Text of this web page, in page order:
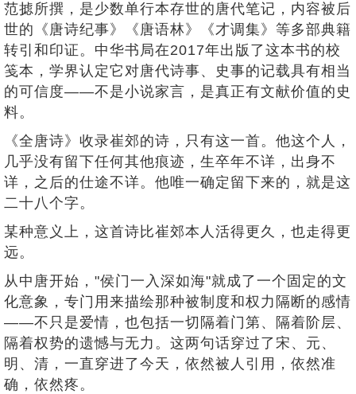
范摅所撰，是少数单行本存世的唐代笔记，内容被后
世的《唐诗纪事》《唐语林》《才调集》等多部典籍
转引和印证。中华书局在2017年出版了这本书的校
笺本，学界认定它对唐代诗事、史事的记载具有相当
的可信度——不是小说家言，是真正有文献价值的史
料。
《全唐诗》收录崔郊的诗，只有这一首。他这个人，
几乎没有留下任何其他痕迹，生卒年不详，出身不
详，之后的仕途不详。他唯一确定留下来的，就是这
二十八个字。
某种意义上，这首诗比崔郊本人活得更久，也走得更
远。
从中唐开始，"侯门一入深如海"就成了一个固定的文
化意象，专门用来描绘那种被制度和权力隔断的感情
——不只是爱情，也包括一切隔着门第、隔着阶层、
隔着权势的遗憾与无力。这两句话穿过了宋、元、
明、清，一直穿进了今天，依然被人引用，依然准
确，依然疼。